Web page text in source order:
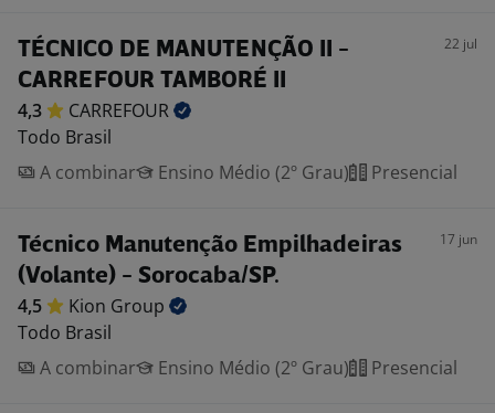
TÉCNICO DE MANUTENÇÃO II -
CARREFOUR TAMBORÉ II
22 jul
4,3
CARREFOUR
Todo Brasil
A combinar
Ensino Médio (2º Grau) Presencial
Técnico Manutenção Empilhadeiras
(Volante) - Sorocaba/SP.
17 jun
4,5 Kion Group
Todo Brasil
A combinar
Ensino Médio (2º Grau) Presencial